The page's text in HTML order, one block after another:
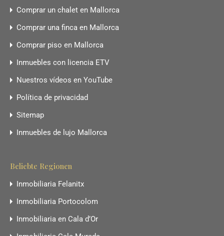
Comprar un chalet en Mallorca
Comprar una finca en Mallorca
Comprar piso en Mallorca
Inmuebles con licencia ETV
Nuestros vídeos en YouTube
Política de privacidad
Sitemap
Inmuebles de lujo Mallorca
Beliebte Regionen
Inmobiliaria Felanitx
Inmobiliaria Portocolom
Inmobiliaria en Cala d’Or